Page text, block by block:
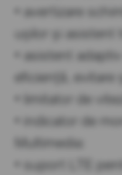
• avertizare
ușilor și asistent
• asistent
eficiență, evitare
• limitator de
• indicator de
Multimedia:
• suport LTE